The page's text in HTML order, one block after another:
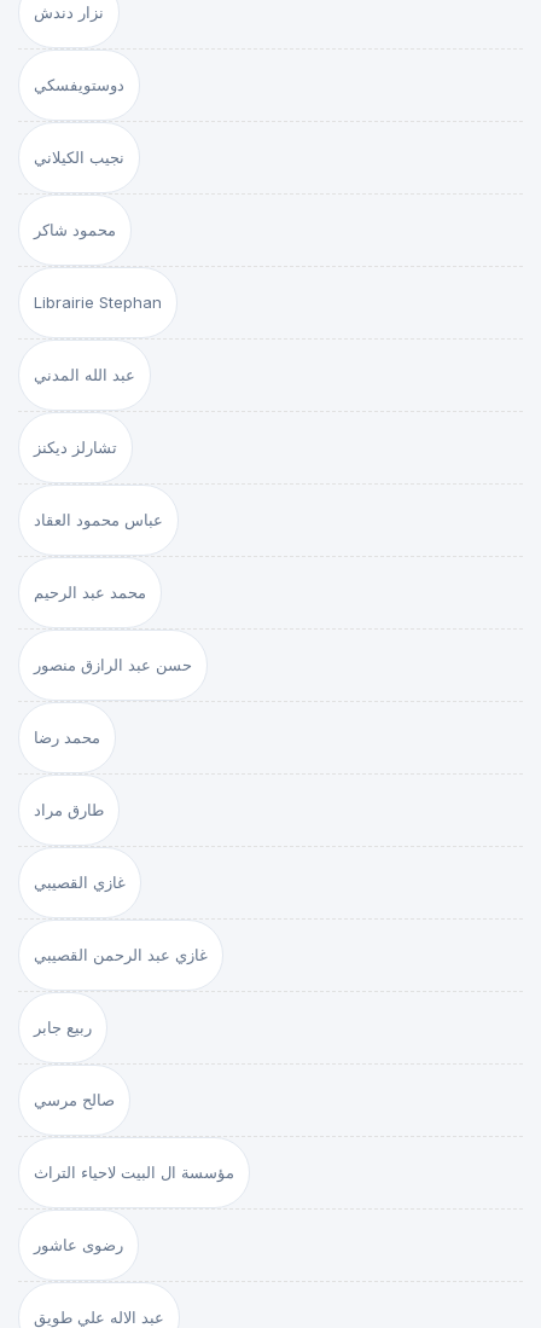
نزار دندش
دوستويفسكي
نجيب الكيلاني
محمود شاكر
Librairie Stephan
عبد الله المدني
تشارلز ديكنز
عباس محمود العقاد
محمد عبد الرحيم
حسن عبد الرازق منصور
محمد رضا
طارق مراد
غازي القصيبي
غازي عبد الرحمن القصيبي
ربيع جابر
صالح مرسي
مؤسسة ال البيت لاحياء التراث
رضوى عاشور
عبد الاله علي طويق